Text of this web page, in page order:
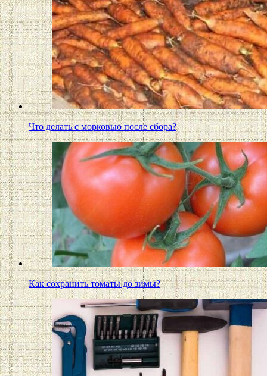
Что делать с морковью после сбора?
Как сохранить томаты до зимы?